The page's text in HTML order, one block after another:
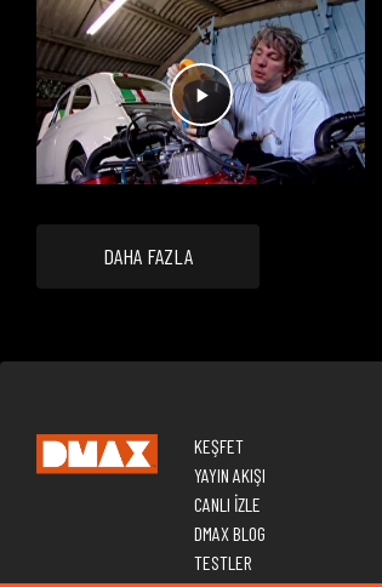
DAHA FAZLA
KEŞFET
YAYIN AKIŞI
CANLI İZLE
DMAX BLOG
TESTLER